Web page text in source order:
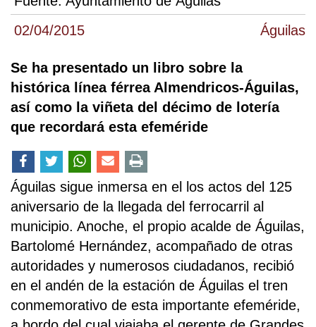
02/04/2015 Águilas
Se ha presentado un libro sobre la
histórica línea férrea Almendricos-Águilas,
así como la viñeta del décimo de lotería
que recordará esta efeméride
Águilas sigue inmersa en el los actos del 125
aniversario de la llegada del ferrocarril al
municipio. Anoche, el propio acalde de Águilas,
Bartolomé Hernández, acompañado de otras
autoridades y numerosos ciudadanos, recibió
en el andén de la estación de Águilas el tren
conmemorativo de esta importante efeméride,